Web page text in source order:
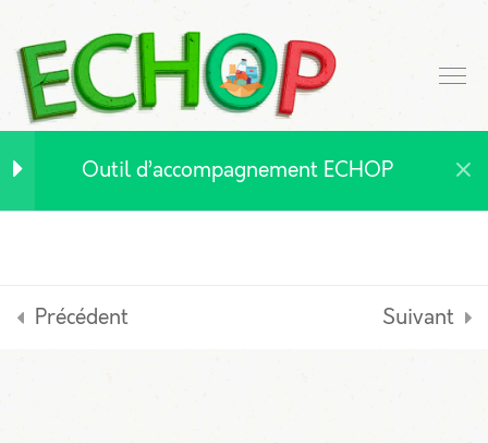
Outil d’accompagnement ECHOP
2.1 Introduction et
définition
2.2 Démarche pour
mettre en place le
glanage au service de
l’aide alimentaire
2.4 Référentiel de
compétences pour le
Précédent Suivant